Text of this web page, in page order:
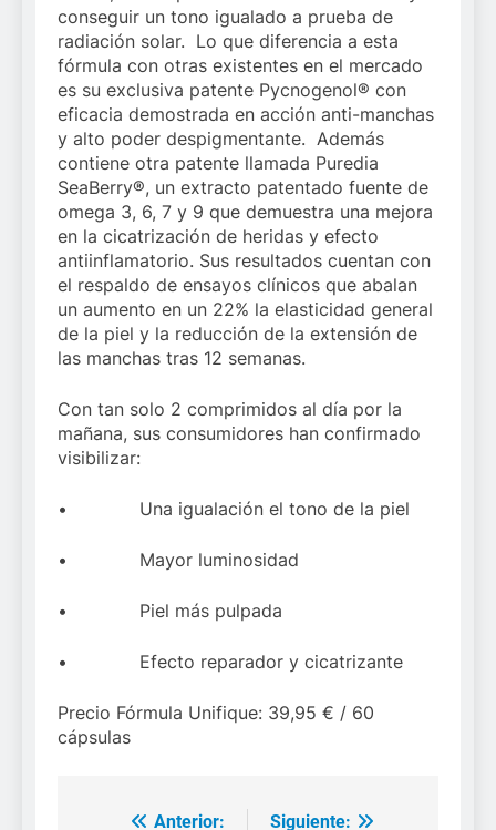
conseguir un tono igualado a prueba de
radiación solar. Lo que diferencia a esta
fórmula con otras existentes en el mercado
es su exclusiva patente Pycnogenol® con
eficacia demostrada en acción anti-manchas
y alto poder despigmentante. Además
contiene otra patente llamada Puredia
SeaBerry®, un extracto patentado fuente de
omega 3, 6, 7 y 9 que demuestra una mejora
en la cicatrización de heridas y efecto
antiinflamatorio. Sus resultados cuentan con
el respaldo de ensayos clínicos que abalan
un aumento en un 22% la elasticidad general
de la piel y la reducción de la extensión de
las manchas tras 12 semanas.
Con tan solo 2 comprimidos al día por la
mañana, sus consumidores han confirmado
visibilizar:
• Una igualación el tono de la piel
• Mayor luminosidad
• Piel más pulpada
• Efecto reparador y cicatrizante
Precio Fórmula Unifique: 39,95 € / 60
cápsulas
Anterior:
Siguiente: